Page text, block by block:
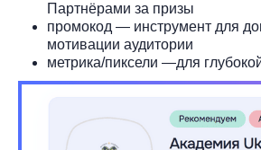
Партнёрами за призы
промокод — инструмент для
мотивации аудитории
метрика/пиксели —для